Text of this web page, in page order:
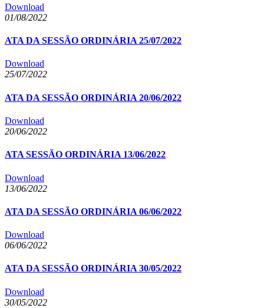
Download
01/08/2022
ATA DA SESSÃO ORDINÁRIA 25/07/2022
Download
25/07/2022
ATA DA SESSÃO ORDINÁRIA 20/06/2022
Download
20/06/2022
ATA SESSÃO ORDINÁRIA 13/06/2022
Download
13/06/2022
ATA DA SESSÃO ORDINÁRIA 06/06/2022
Download
06/06/2022
ATA DA SESSÃO ORDINÁRIA 30/05/2022
Download
30/05/2022